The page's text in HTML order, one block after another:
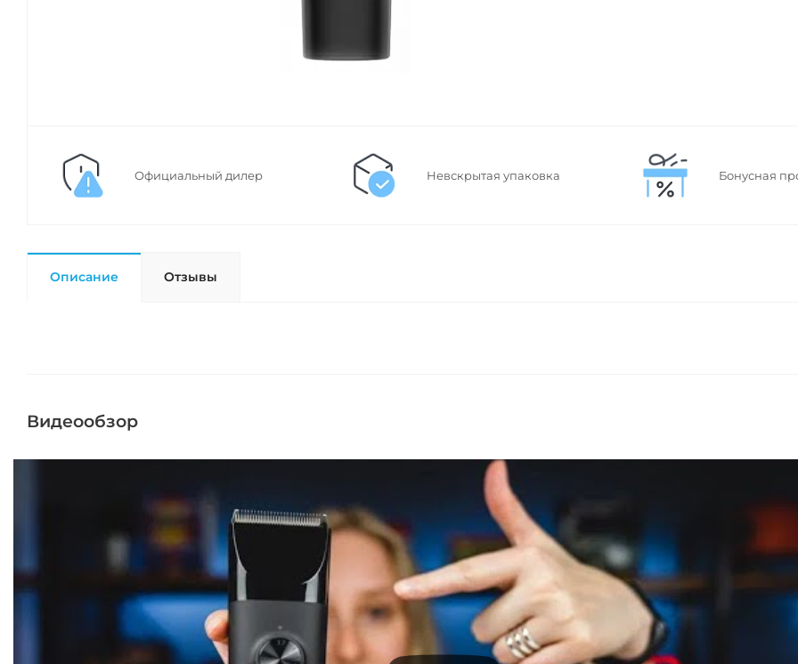
Официальный дилер Невскрытая упаковка Бонусная
Описание Отзывы
Видеообзор